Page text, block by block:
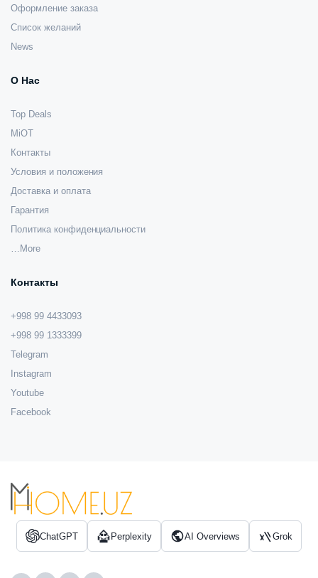
Оформление заказа
Список желаний
News
О Нас
Top Deals
MiOT
Контакты
Условия и положения
Доставка и оплата
Гарантия
Политика конфиденциальности
…More
Контакты
+998 99 4433093
+998 99 1333399
Telegram
Instagram
Youtube
Facebook
ChatGPT Perplexity AI Overviews Grok